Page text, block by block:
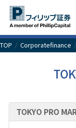
TOP / Corporatefinance /
TOKYO PRO